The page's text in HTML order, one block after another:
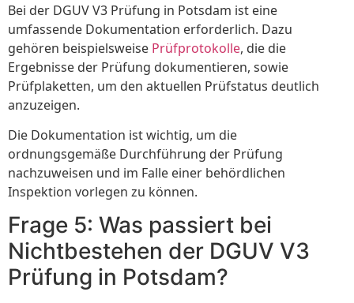
Bei der DGUV V3 Prüfung in Potsdam ist eine
umfassende Dokumentation erforderlich. Dazu
gehören beispielsweise Prüfprotokolle, die die
Ergebnisse der Prüfung dokumentieren, sowie
Prüfplaketten, um den aktuellen Prüfstatus deutlich
anzuzeigen.
Die Dokumentation ist wichtig, um die
ordnungsgemäße Durchführung der Prüfung
nachzuweisen und im Falle einer behördlichen
Inspektion vorlegen zu können.
Frage 5: Was passiert bei
Nichtbestehen der DGUV V3
Prüfung in Potsdam?